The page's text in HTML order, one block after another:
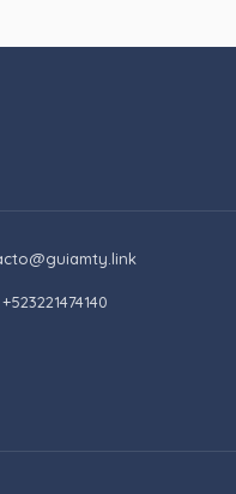
+523221474140